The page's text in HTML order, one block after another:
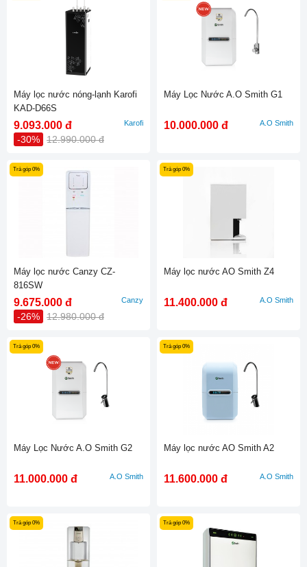
Máy lọc nước nóng-lạnh Karofi
KAD-D66S
9.093.000 đ
-30% 12.990.000 đ
Karofi
Máy Lọc Nước A.O Smith G1
10.000.000 đ A.O Smith
Trả góp 0%
Máy lọc nước Canzy CZ-
816SW
9.675.000 đ
-26% 12.980.000 đ
Canzy
Trả góp 0%
Máy lọc nước AO Smith Z4
11.400.000 đ A.O Smith
Trả góp 0%
Máy Lọc Nước A.O Smith G2
11.000.000 đ A.O Smith
Trả góp 0%
Máy lọc nước AO Smith A2
11.600.000 đ A.O Smith
Trả góp 0% Trả góp 0%